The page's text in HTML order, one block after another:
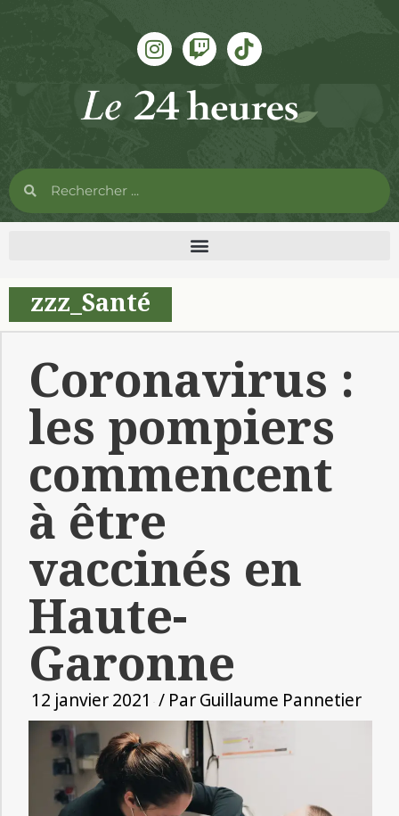
zzz_Santé
Coronavirus :
les pompiers
commencent
à être
vaccinés en
Haute-
Garonne
12 janvier 2021 / ParGuillaume Pannetier